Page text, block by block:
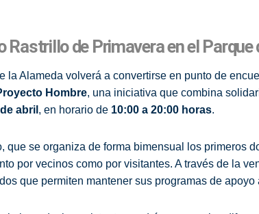
Rastrillo de Primavera en el Parque
la Alameda volverá a convertirse en punto de
Hombre, una iniciativa que combina
abril , en horario de 10:00 a 20:00 horas.
que se organiza de forma bimensual los primeros
por vecinos como por visitantes. A través de la
que permiten mantener sus programas de